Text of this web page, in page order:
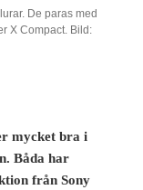
De paras med
X Compact. Bild:
mycket bra i
Båda har
från Sony